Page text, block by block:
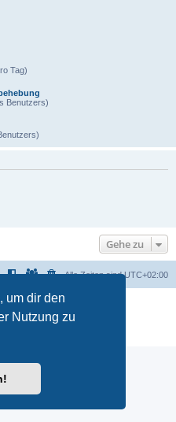
um dir den
Nutzung zu
Tag)
Benutzers)
Gehe zu
Alle Zeiten sindUTC+02:00
Software © phpBB Limited
durchphpBB.de